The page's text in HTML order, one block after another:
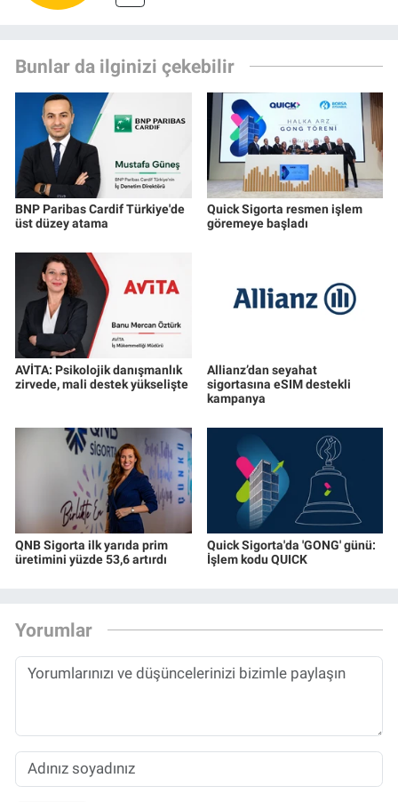
Bunlar da ilginizi çekebilir
BNP Paribas Cardif Türkiye'de
üst düzey atama
Quick Sigorta resmen işlem
göremeye başladı
AVİTA: Psikolojik danışmanlık
zirvede, mali destek yükselişte
Allianz’dan seyahat
sigortasına eSIM destekli
kampanya
QNB Sigorta ilk yarıda prim
üretimini yüzde 53,6 artırdı
Quick Sigorta'da 'GONG' günü:
İşlem kodu QUICK
Yorumlar